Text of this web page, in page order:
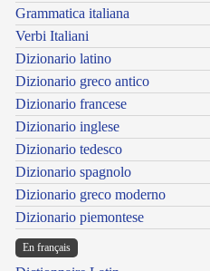
Grammatica italiana
Verbi Italiani
Dizionario latino
Dizionario greco antico
Dizionario francese
Dizionario inglese
Dizionario tedesco
Dizionario spagnolo
Dizionario greco moderno
Dizionario piemontese
En français